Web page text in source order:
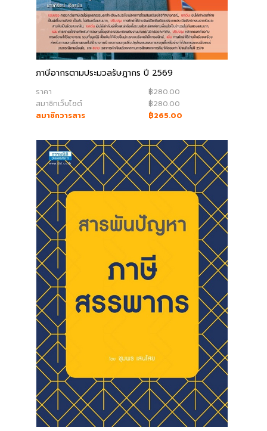
book@dharmniti.co.th
ภาษีอากรตามประมวลรัษฎากร ปี 2569
ราคา
฿280.00
สมาชิกเว็บไซต์
฿280.00
สมาชิกวารสาร
฿265.00